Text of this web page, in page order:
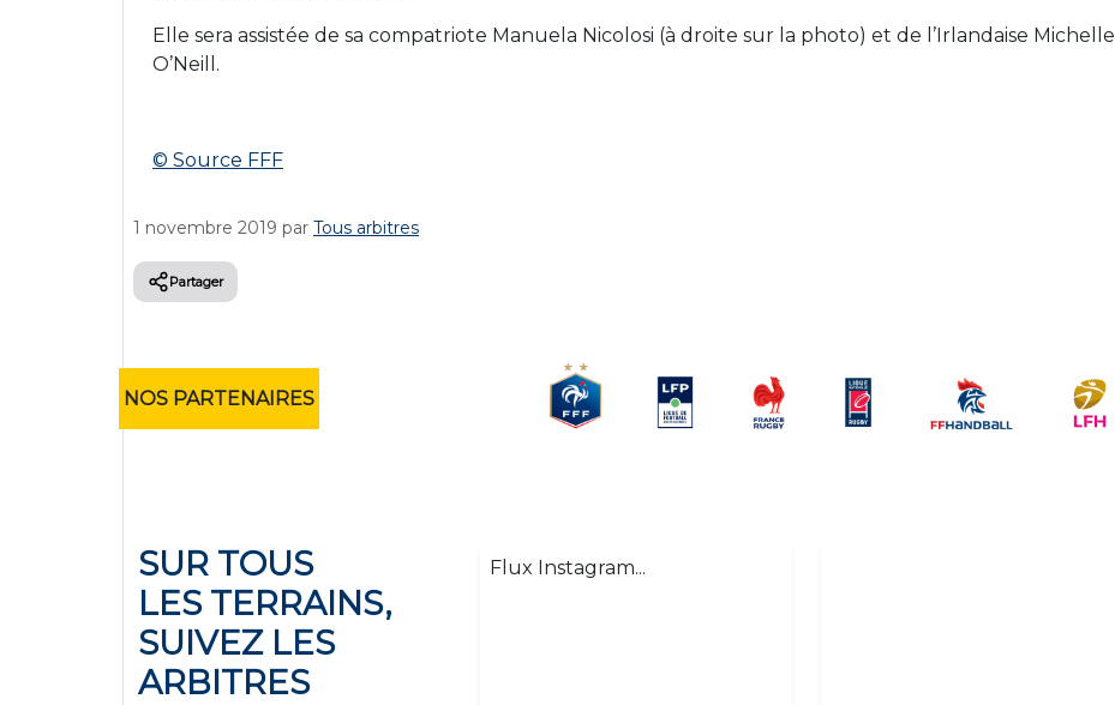
Elle sera assistée de sa compatriote Manuela Nicolosi (à droite sur la photo) et de l’Irlandaise Michelle
O’Neill.
© Source FFF
1 novembre 2019 par Tous arbitres
Partager
NOS PARTENAIRES
SUR TOUS
LES TERRAINS,
SUIVEZ LES
ARBITRES
Flux Instagram...